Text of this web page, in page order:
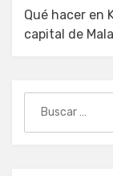
Qué hacer en
capital de